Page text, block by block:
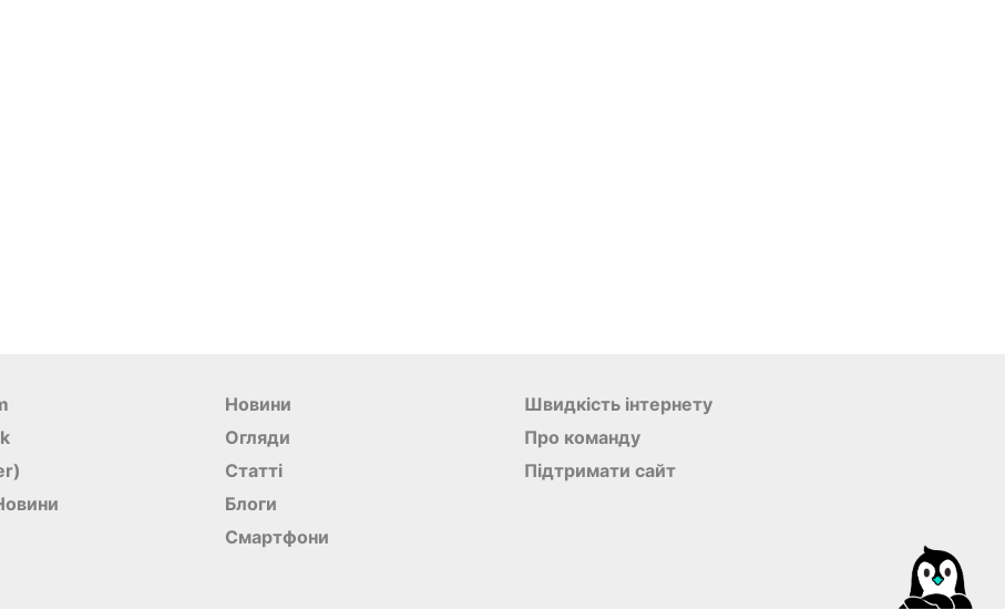
Новини
Огляди
Статті
Блоги
Смартфони
Швидкість інтернету
Про команду
Підтримати сайт